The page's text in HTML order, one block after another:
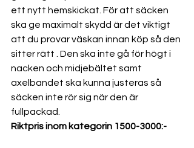
ett nytt hemskickat. För att säcken
ska ge maximalt skydd är det viktigt
att du provar väskan innan köp så den
sitter rätt . Den ska inte gå för högt i
nacken och midjebältet samt
axelbandet ska kunna justeras så
säcken inte rör sig när den är
fullpackad.
Riktpris inom kategorin 1500-3000:-